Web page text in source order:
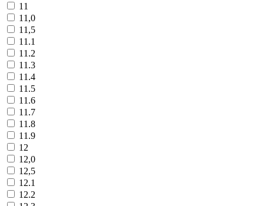
11
11,0
11,5
11.1
11.2
11.3
11.4
11.5
11.6
11.7
11.8
11.9
12
12,0
12,5
12.1
12.2